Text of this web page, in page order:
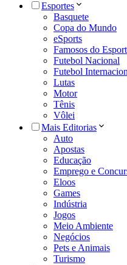
Esportes
Basquete
Copa do Mundo
eSports
Famosos do
Futebol Nacional
Futebol
Lutas
Motor
Tênis
Vôlei
Mais Editorias
Auto
Apostas
Educação
Emprego e
Eloos
Games
Indústria
Jogos
Meio Ambiente
Negócios
Pets e Animais
Turismo